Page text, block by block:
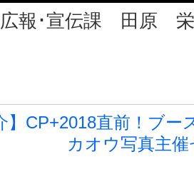
広報･宣伝課 田原
】CP+2018直前！ブー
カオウ写真主